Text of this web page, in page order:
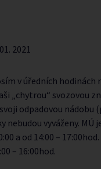
2021
v úředních hodinách
„chytrou“ svozovou
odpadovou nádobu
nebudou vyváženy. MÚ
a od 14:00 –
– 16:00hod.